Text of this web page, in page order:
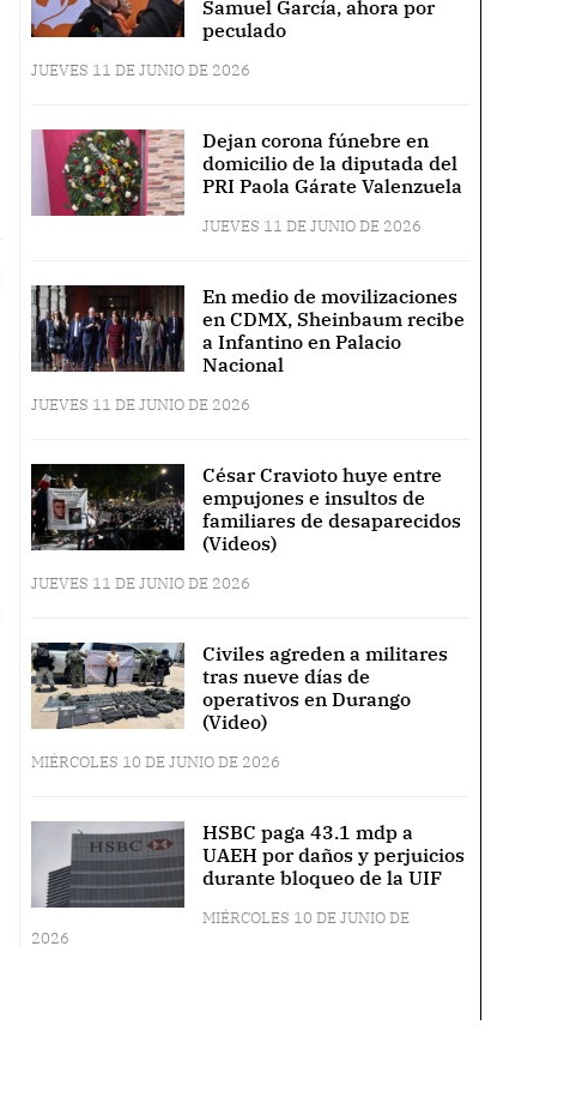
Samuel García, ahora por
peculado
JUEVES 11 DE JUNIO DE 2026
Dejan corona fúnebre en
domicilio de la diputada del
PRI Paola Gárate Valenzuela
JUEVES 11 DE JUNIO DE 2026
En medio de movilizaciones
en CDMX, Sheinbaum recibe
a Infantino en Palacio
Nacional
JUEVES 11 DE JUNIO DE 2026
César Cravioto huye entre
empujones e insultos de
familiares de desaparecidos
(Videos)
JUEVES 11 DE JUNIO DE 2026
Civiles agreden a militares
tras nueve días de
operativos en Durango
(Video)
MIÉRCOLES 10 DE JUNIO DE 2026
HSBC paga 43.1 mdp a
UAEH por daños y perjuicios
durante bloqueo de la UIF
MIÉRCOLES 10 DE JUNIO DE
2026